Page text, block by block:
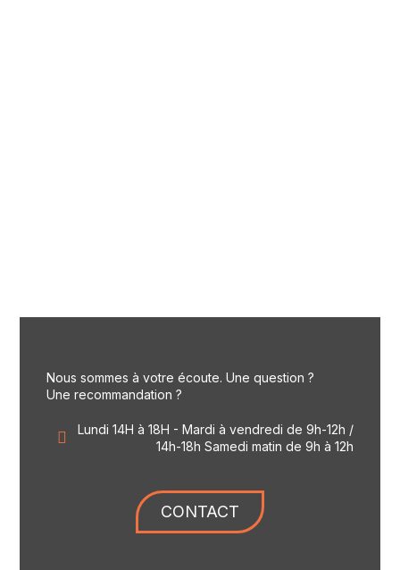
Nous sommes à votre écoute. Une question ?
Une recommandation ?
Lundi 14H à 18H - Mardi à vendredi de 9h-12h /
14h-18h Samedi matin de 9h à 12h
CONTACT